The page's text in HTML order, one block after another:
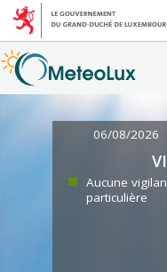
06/08/2026
Aucune
particulière